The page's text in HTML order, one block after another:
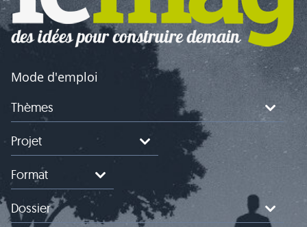
Mode d'emploi
Thèmes
Projet
Format
Dossier